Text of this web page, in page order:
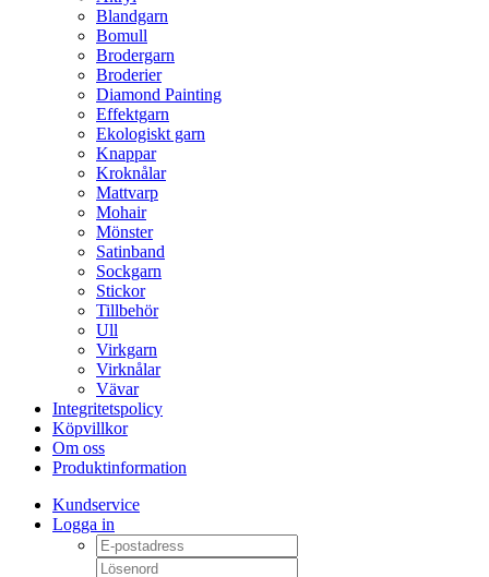
Blandgarn
Bomull
Brodergarn
Broderier
Diamond Painting
Effektgarn
Ekologiskt garn
Knappar
Kroknålar
Mattvarp
Mohair
Mönster
Satinband
Sockgarn
Stickor
Tillbehör
Ull
Virkgarn
Virknålar
Vävar
Integritetspolicy
Köpvillkor
Om oss
Produktinformation
Kundservice
Logga in